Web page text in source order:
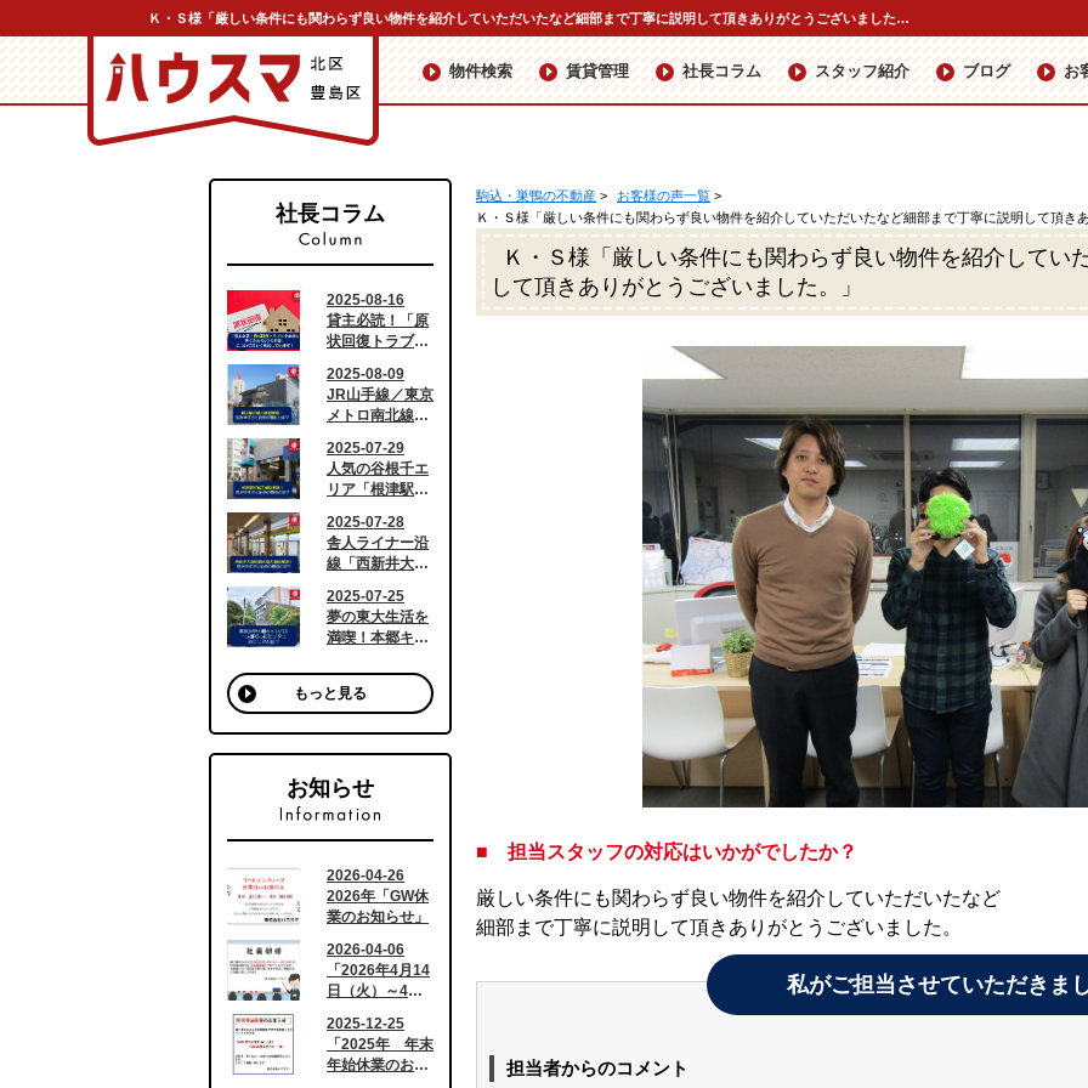
Ｋ・Ｓ様「厳しい条件にも関わらず良い物件を紹介していただいたなど細部まで丁寧に説明して頂きありがとうございました。」 | 駒込・巣鴨の賃貸のことなら株式会社ハウスマ
物件検索 賃貸管理 社長コラム スタッフ紹介 ブログ お
駒込・巣鴨の不動産 > お客様の声一覧 >
Ｋ・Ｓ様「厳しい条件にも関わらず良い物件を紹介していただいたなど細部まで丁寧に説明して頂き
Ｋ・Ｓ様「厳しい条件にも関わらず良い物件を紹介してい
して頂きありがとうございました。」
■ 担当スタッフの対応はいかがでしたか？
厳しい条件にも関わらず良い物件を紹介していただいたなど
細部まで丁寧に説明して頂きありがとうございました。
私がご担当させていただきま
担当者からのコメント
社長コラム
もっと見る
お知らせ